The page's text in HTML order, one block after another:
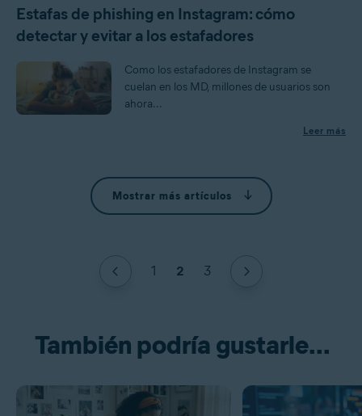
Estafas de phishing en Instagram: cómo
detectar y evitar a los estafadores
Como los estafadores de Instagram se
cuelan en los MD, millones de usuarios son
ahora...
Leer más
Mostrar más artículos
1 2 3
También podría gustarle...